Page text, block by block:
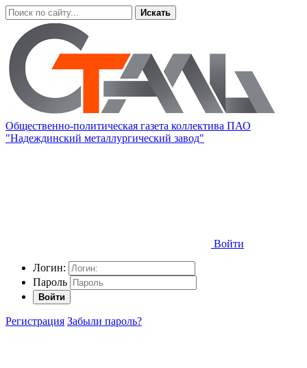
Искать
Общественно-политическая газета коллектива ПАО
"Надеждинский металлургический завод"
Войти
Логин:
Пароль
Войти
Регистрация Забыли пароль?